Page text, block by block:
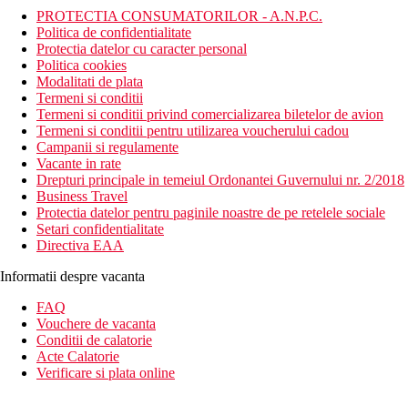
PROTECTIA CONSUMATORILOR - A.N.P.C.
Politica de confidentialitate
Protectia datelor cu caracter personal
Politica cookies
Modalitati de plata
Termeni si conditii
Termeni si conditii privind comercializarea biletelor de avion
Termeni si conditii pentru utilizarea voucherului cadou
Campanii si regulamente
Vacante in rate
Drepturi principale in temeiul Ordonantei Guvernului nr. 2/2018
Business Travel
Protectia datelor pentru paginile noastre de pe retelele sociale
Setari confidentialitate
Directiva EAA
Informatii despre vacanta
FAQ
Vouchere de vacanta
Conditii de calatorie
Acte Calatorie
Verificare si plata online